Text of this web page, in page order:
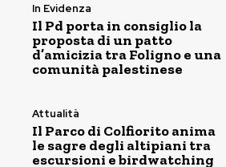
In Evidenza
Il Pd porta in consiglio la
proposta di un patto
d’amicizia tra Foligno e una
comunità palestinese
Attualità
Il Parco di Colfiorito anima
le sagre degli altipiani tra
escursioni e birdwatching